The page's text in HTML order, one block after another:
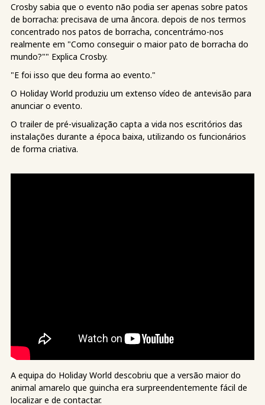
Crosby sabia que o evento não podia ser apenas sobre patos
de borracha: precisava de uma âncora. depois de nos termos
concentrado nos patos de borracha, concentrámo-nos
realmente em "Como conseguir o maior pato de borracha do
mundo?"" Explica Crosby.
"E foi isso que deu forma ao evento."
O Holiday World produziu um extenso vídeo de antevisão para
anunciar o evento.
O trailer de pré-visualização capta a vida nos escritórios das
instalações durante a época baixa, utilizando os funcionários
de forma criativa.
A equipa do Holiday World descobriu que a versão maior do
animal amarelo que guincha era surpreendentemente fácil de
localizar e de contactar.